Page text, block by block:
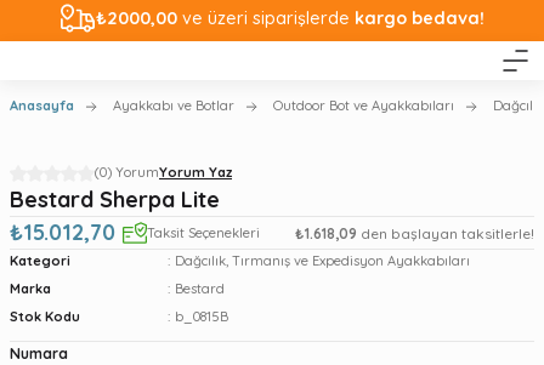
₺2000,00 ve üzeri siparişlerde kargo bedava!
Anasayfa Ayakkabı ve Botlar Outdoor Bot ve Ayakkabıları
(0) YorumYorum Yaz
Bestard Sherpa Lite
₺15.012,70
Taksit Seçenekleri ₺1.618,09 den başlayan taksitlerle!
Kategori
Dağcılık, Tırmanış ve Expedisyon Ayakkabıları
Marka
Bestard
Stok Kodu
b_0815B
Numara